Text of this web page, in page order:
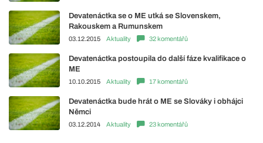
Devatenáctka se o ME utká se Slovenskem,
Rakouskem a Rumunskem
03.12.2015 Aktuality 32 komentářů
Devatenáctka postoupila do další fáze kvalifikace o
ME
10.10.2015 Aktuality 17 komentářů
Devatenáctka bude hrát o ME se Slováky i obhájci
Němci
03.12.2014 Aktuality 23 komentářů